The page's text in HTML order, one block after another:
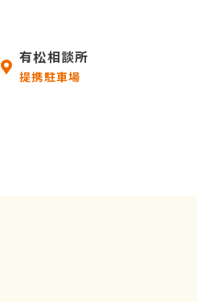
有松相談所
提携駐車場